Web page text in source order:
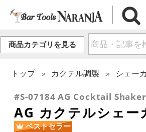
商品カテゴリを見る
トップ カクテル調製 シェー
#S-07184 AG Cocktail
AG カクテルシェ
ベストセラー